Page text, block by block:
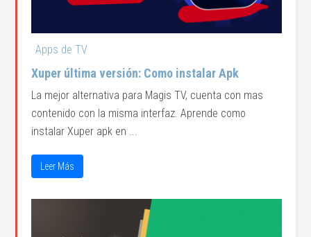
Apps de TV
Xuper última versión: Como instalar Apk
La mejor alternativa para Magis TV, cuenta con mas
contenido con la misma interfaz. Aprende como
instalar Xuper apk en ...
Leer Más